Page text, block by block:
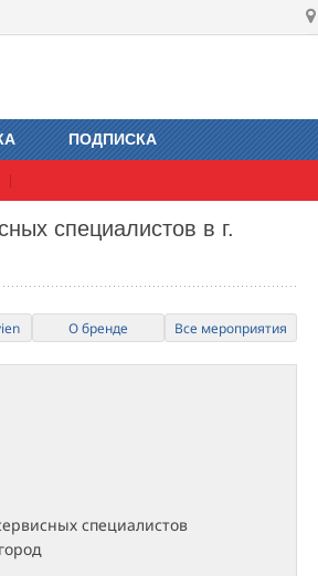
ПОДПИСКА
специалистов в г.
О бренде Все мероприятия
специалистов